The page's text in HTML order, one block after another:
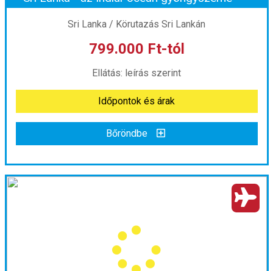
már 775.000 Ft-tól
Időpontok és árak
Bőröndbe
Sri Lanka / Körutazás Sri Lankán
799.000 Ft-tól
Ellátás: leírás szerint
Időpontok és árak
Bőröndbe
Sri Lanka - az Indiai-óceán gyöngyszeme ***
Körutazás Sri Lankán
Utazás módja:
Ellátás: leírás szerint
Szálláskategória: